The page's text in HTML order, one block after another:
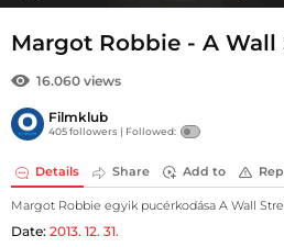
Margot Robbie - A Wall
16.060 views
Filmklub
405 followers | Followed:
Details Share Add to
Margot Robbie egyik pucérkodása A Wall
Date: 2013. 12. 31.